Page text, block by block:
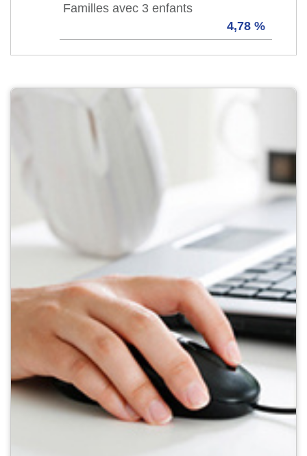
Familles avec 3 enfants
4,78 %